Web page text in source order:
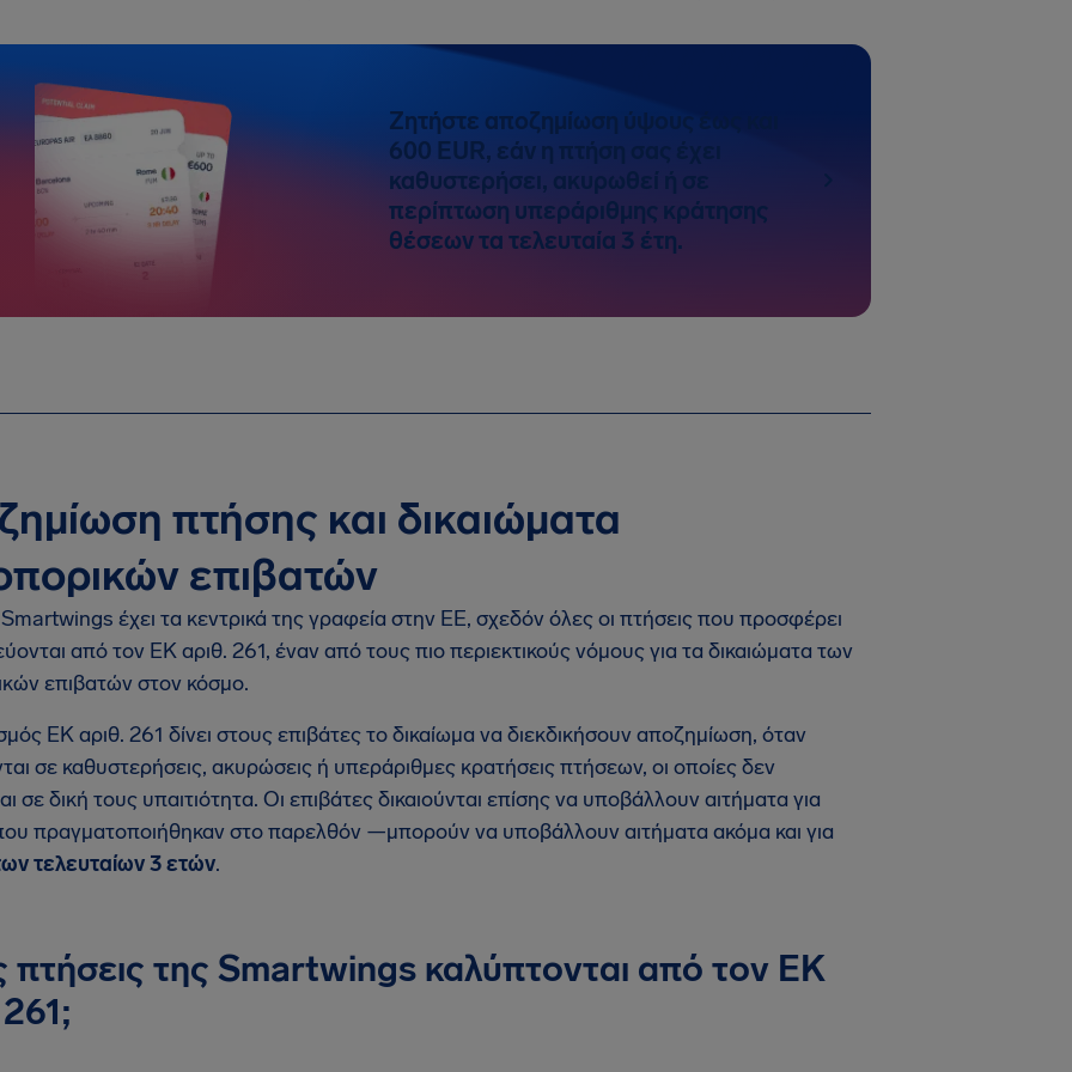
Ζητήστε αποζημίωση ύψους έως και
600 EUR, εάν η πτήση σας έχει
καθυστερήσει, ακυρωθεί ή σε
περίπτωση υπεράριθμης κράτησης
θέσεων τα τελευταία 3 έτη.
πτήσης και δικαιώματα
επιβατών
έχει τα κεντρικά της γραφεία στην ΕΕ, σχεδόν όλες οι πτήσεις που προσφέρει
από τον EΚ αριθ. 261, έναν από τους πιο περιεκτικούς νόμους για τα δικαιώματα των
επιβατών στον κόσμο.
EΚ αριθ. 261 δίνει στους επιβάτες το δικαίωμα να διεκδικήσουν αποζημίωση, όταν
σε καθυστερήσεις, ακυρώσεις ή υπεράριθμες κρατήσεις πτήσεων, οι οποίες δεν
σε δική τους υπαιτιότητα. Οι επιβάτες δικαιούνται επίσης να υποβάλλουν αιτήματα για
πραγματοποιήθηκαν στο παρελθόν —μπορούν να υποβάλλουν αιτήματα ακόμα και για
τελευταίων 3 ετών.
πτήσεις της Smartwings καλύπτονται από τον ΕΚ